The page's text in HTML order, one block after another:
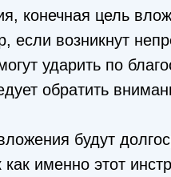
конечная цель
если возникнут
ударить по
обратить
будут
именно этот